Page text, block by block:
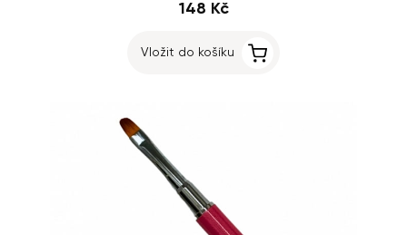
148 Kč
Vložit do košíku